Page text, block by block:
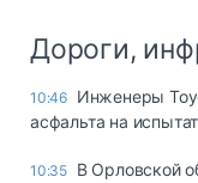
Дороги,
10:46 Инженеры
асфальта на
10:35 В Орловской